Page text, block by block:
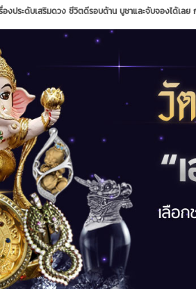
งประดับเสริมดวง ชีวิตดีรอบด้าน บูชาและจับจองได้เล